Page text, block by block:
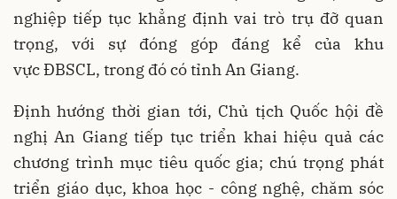
nghiệp tiếp tục khẳng định vai trò trụ đỡ quan
trọng, với sự đóng góp đáng kể của khu
vực ĐBSCL, trong đó có tỉnh An Giang.
Định hướng thời gian tới, Chủ tịch Quốc hội đề
nghị An Giang tiếp tục triển khai hiệu quả các
chương trình mục tiêu quốc gia; chú trọng phát
triển giáo dục, khoa học - công nghệ, chăm sóc